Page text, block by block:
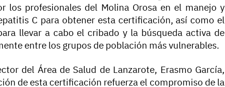
los profesionales del Molina Orosa en el manejo y
C para obtener esta certificación, así como el
llevar a cabo el cribado y la búsqueda activa de
entre los grupos de población más vulnerables.
del Área de Salud de Lanzarote, Erasmo García,
de esta certificación refuerza el compromiso de la